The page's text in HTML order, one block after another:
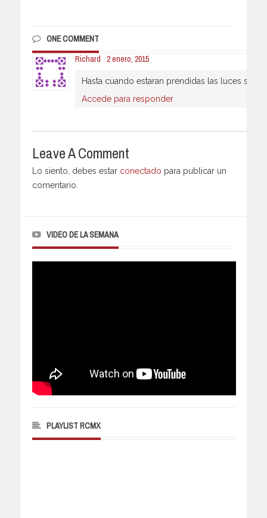
ONE COMMENT
Richard
2 enero, 2015
Hasta cuando estaran prendidas las luces
Accede para responder
Leave A Comment
Lo siento, debes estar conectado para publicar un
comentario.
VIDEO DE LA SEMANA
PLAYLIST RCMX